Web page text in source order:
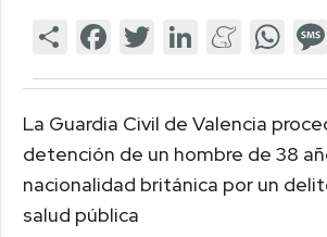
La Guardia Civil de Valencia
detención de un hombre de 38
nacionalidad británica por un
salud pública